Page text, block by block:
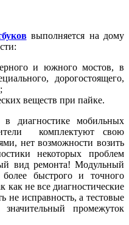
выполняется на дому
и южного мостов, в
дорогостоящего,
веществ при пайке.
в диагностике мобильных
комплектуют свою
нет возможности возить
некоторых проблем
вид ремонта! Модульный
быстрого и точного
как не все диагностические
не исправность, а тестовые
промежуток